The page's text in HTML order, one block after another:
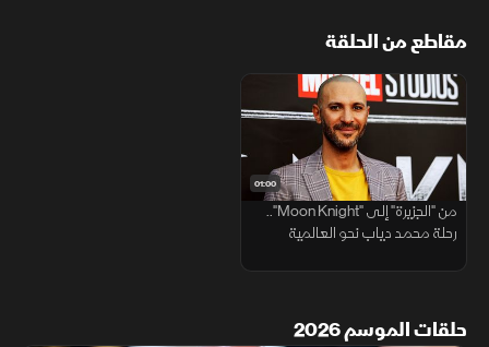
مقاطع من الحلقة
01:00
من "الجزيرة" إلى "Moon Knight"..
رحلة محمد دياب نحو العالمية
حلقات الموسم 2026